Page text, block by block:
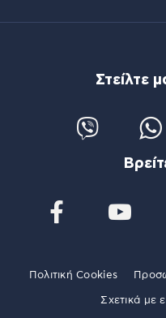
Στείλτε
Πολιτική Cookies
Σχετικά με